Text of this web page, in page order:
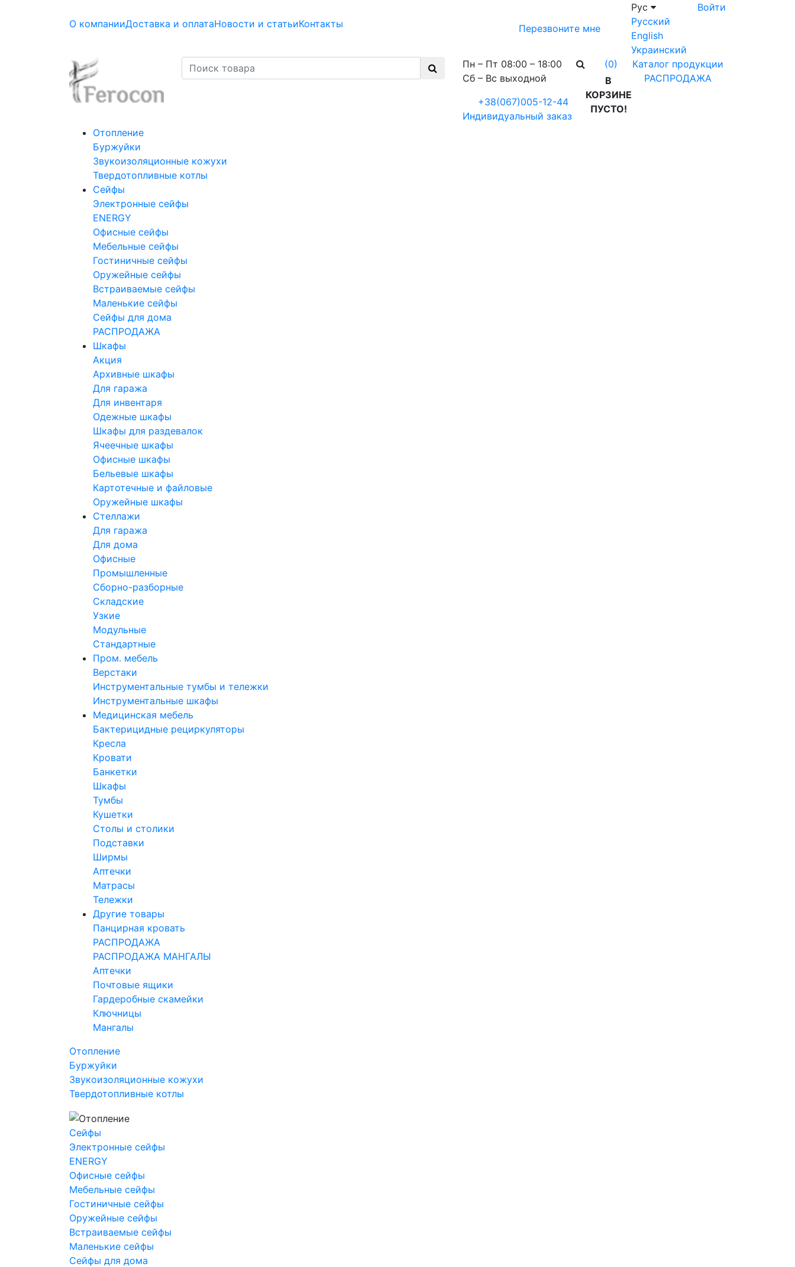
О компанииДоставка и оплатаНовости и статьиКонтакты Перезвоните мне
Рус
Русский
English
Украинский
Войти
Пн – Пт 08:00 – 18:00
Сб – Вс выходной
+38(067)005-12-44
Индивидуальный заказ
(0)
В
КОРЗИНЕ
ПУСТО!
Каталог продукции
РАСПРОДАЖА
Отопление
Буржуйки
Звукоизоляционные кожухи
Твердотопливные котлы
Сейфы
Электронные сейфы
ENERGY
Офисные сейфы
Мебельные сейфы
Гостиничные сейфы
Оружейные сейфы
Встраиваемые сейфы
Маленькие сейфы
Сейфы для дома
РАСПРОДАЖА
Шкафы
Акция
Архивные шкафы
Для гаража
Для инвентаря
Одежные шкафы
Шкафы для раздевалок
Ячеечные шкафы
Офисные шкафы
Бельевые шкафы
Картотечные и файловые
Оружейные шкафы
Стеллажи
Для гаража
Для дома
Офисные
Промышленные
Сборно-разборные
Складские
Узкие
Модульные
Стандартные
Пром. мебель
Верстаки
Инструментальные тумбы и тележки
Инструментальные шкафы
Медицинская мебель
Бактерицидные рециркуляторы
Кресла
Кровати
Банкетки
Шкафы
Тумбы
Кушетки
Столы и столики
Подставки
Ширмы
Аптечки
Матрасы
Тележки
Другие товары
Панцирная кровать
РАСПРОДАЖА
РАСПРОДАЖА МАНГАЛЫ
Аптечки
Почтовые ящики
Гардеробные скамейки
Ключницы
Мангалы
Отопление
Буржуйки
Звукоизоляционные кожухи
Твердотопливные котлы
Сейфы
Электронные сейфы
ENERGY
Офисные сейфы
Мебельные сейфы
Гостиничные сейфы
Оружейные сейфы
Встраиваемые сейфы
Маленькие сейфы
Сейфы для дома